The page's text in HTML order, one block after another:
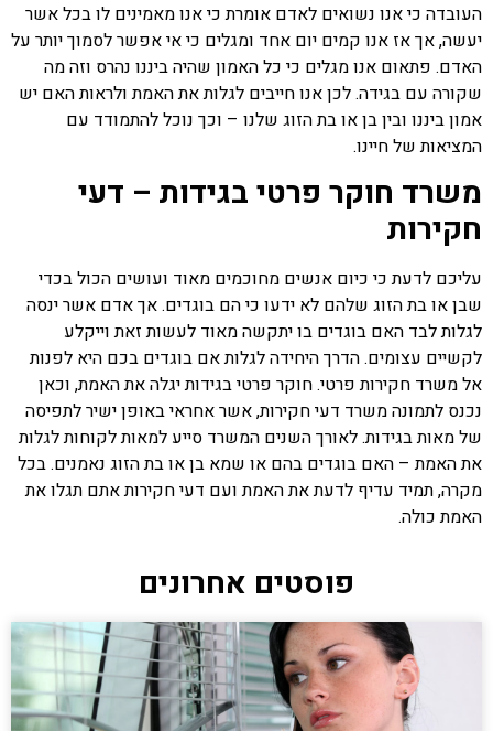
העובדה כי אנו נשואים לאדם אומרת כי אנו מאמינים לו בכל אשר
יעשה, אך אז אנו קמים יום אחד ומגלים כי אי אפשר לסמוך יותר על
האדם. פתאום אנו מגלים כי כל האמון שהיה ביננו נהרס וזה מה
שקורה עם בגידה. לכן אנו חייבים לגלות את האמת ולראות האם יש
אמון ביננו ובין בן או בת הזוג שלנו – וכך נוכל להתמודד עם
המציאות של חיינו.
משרד חוקר פרטי בגידות – דעי
חקירות
עליכם לדעת כי כיום אנשים מחוכמים מאוד ועושים הכול בכדי
שבן או בת הזוג שלהם לא ידעו כי הם בוגדים. אך אדם אשר ינסה
לגלות לבד האם בוגדים בו יתקשה מאוד לעשות זאת וייקלע
לקשיים עצומים. הדרך היחידה לגלות אם בוגדים בכם היא לפנות
אל משרד חקירות פרטי. חוקר פרטי בגידות יגלה את האמת, וכאן
נכנס לתמונה משרד דעי חקירות, אשר אחראי באופן ישיר לתפיסה
של מאות בגידות. לאורך השנים המשרד סייע למאות לקוחות לגלות
את האמת – האם בוגדים בהם או שמא בן או בת הזוג נאמנים. בכל
מקרה, תמיד עדיף לדעת את האמת ועם דעי חקירות אתם תגלו את
האמת כולה.
פוסטים אחרונים